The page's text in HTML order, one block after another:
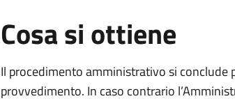
Cosa si ottiene
Il procedimento amministrativo si conclude
provvedimento. In caso contrario